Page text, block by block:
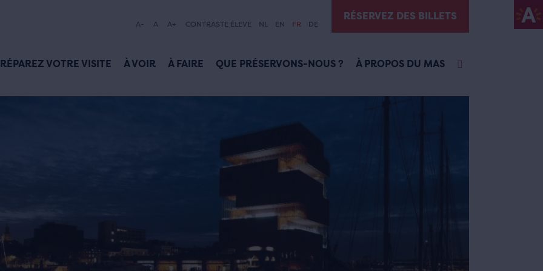
A- A A+ CONTRASTE ÉLEVÉ NL EN FR DE
RÉSERVEZ DES BILLETS
VOTRE VISITE À VOIR À FAIRE QUE PRÉSERVONS-NOUS ? À PROPOS DU MAS